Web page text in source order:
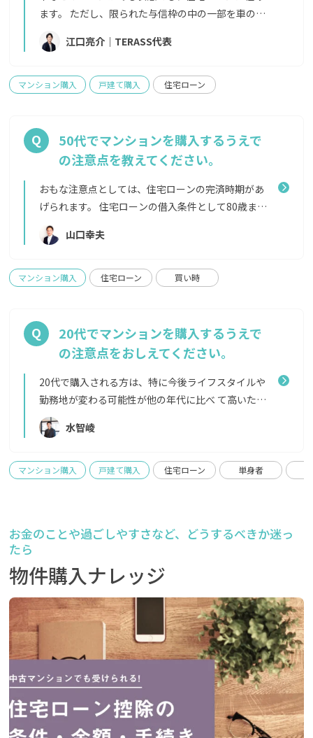
ーン契約を進める（1週間〜3週間）・決済日に、金
融機関にて物件代金の支払いと、引き渡しをおこなう
特に慌ただしくなるのが、買付の申込みをしてから
融機関に行ったり、源泉徴収票や確定申告書などの審
て取りに行かなければならないケースもあるため、
あらかじめ用意しておくものをエージェントに確認
しておくとスムーズでしょう。 また、余談ですが内
覧については必ず意思決定をおこなう方全員（ご夫
婦ならばお二人揃って）で行く、もしくは一緒に見
に行こう、と思えるような物件をまず見つけること
をおすすめします。物件をご夫婦のどちらかが気に入
出す段階で「やっぱりここが気になる」「ここもチ
り決めた結果、満足できる物件が購入できる場合は
よいですが、近年は特によい物件ほど速く売れてし
まうため、買い逃して後悔される方もいらっしゃい
ます。 物件を一緒に見て回れば、その過程で自然と
ご家族の意見がまとまっていきますので、ぜひ内覧は
意思決定をされる方みんなで行ってくださいね。
ます。 ただし、限られた与信枠の中の一部を車のロ
ーンに使っている状態で新たに住宅ローンを借りる
ため、車のローンがない場合と比べて借入れの上限
までに完済を求められたり、返済期間に遅延がない事
表）」を用意しておきましょう。
江口亮介｜TERASS代表
マンション購入 戸建て購入 住宅ローン
50代でマンションを購入するうえで
の注意点を教えてください。
おもな注意点としては、住宅ローンの完済時期があ
げられます。 住宅ローンの借入条件として80歳まで
に完済することを前提としている金融機関がほとん
どのため、ご年齢によっては返済期間を30年以内に
その分月々の支払い額が上がります。期間が短ければ
フプランから考えていただくとよいでしょう。 ま
た、健康上の理由で住宅ローンの審査がおりにくく
なることもあります。団体信用生命保険などに条件が
つくだけの場合もありますが、金融機関や提携の保
険会社によってその基準は異なりますので、ご不安な
方は複数の金融機関に審査を通していただくことを
おすすめします。
山口幸夫
マンション購入 住宅ローン 買い時
20代でマンションを購入するうえで
の注意点をおしえてください。
20代で購入される方は、特に今後ライフスタイルや
勤務地が変わる可能性が他の年代に比べ て高いた
め、いざとなったらすぐに「売れる・貸せる」流動
性が高いマンションを選んでおいたほうがよいでし
務歴 が浅いと住宅ローンの審査上不利になることが
や半年の在籍でも審査可能です。 なお、独身の方の
に投資用マンションをローンで購入される方もいま
組めなくなるので、注意が必要です。
水智崚
マンション購入 戸建て購入 住宅ローン 単身者
お金のことや過ごしやすさなど、どうするべきか迷っ
たら
物件購入ナレッジ